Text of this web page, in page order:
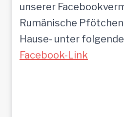
unserer
Rumänische
Hause- unter
Facebook-Link